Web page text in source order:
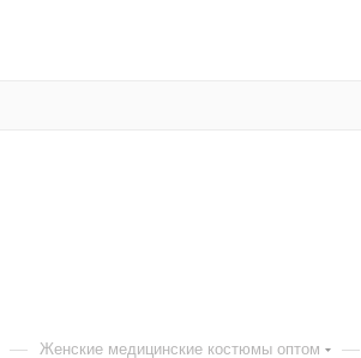
— Женские медицинские костюмы оптом —